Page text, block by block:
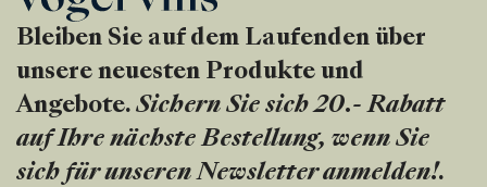
Bleiben Sie auf dem Laufenden über
unsere neuesten Produkte und
Angebote. Sichern Sie sich 20.- Rabatt
auf Ihre nächste Bestellung, wenn Sie
sich für unseren Newsletter anmelden!.